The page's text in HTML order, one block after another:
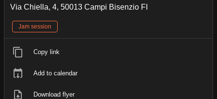
Via Chiella, 4, 50013 Campi Bisenzio FI
Jam session
Copy link
Add to calendar
Download flyer